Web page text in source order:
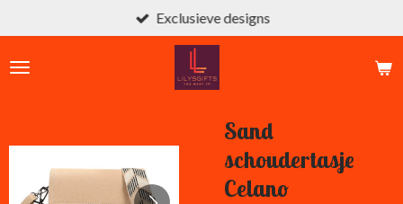
direct
naar
Exclusieve designs
Sand
schoudertasje
Celano